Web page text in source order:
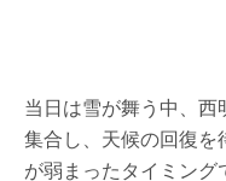
当日は雪が舞う中、
集合し、天候の回復
が弱まったタイミン